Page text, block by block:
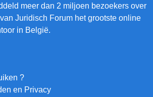
meer dan 2 miljoen bezoekers over
Juridisch Forum het grootste online
in België.
?
en Privacy